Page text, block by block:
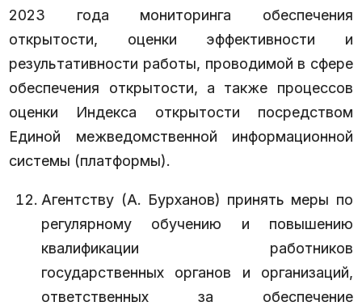
2023 года мониторинга обеспечения
открытости, оценки эффективности и
результативности работы, проводимой в сфере
обеспечения открытости, а также процессов
оценки Индекса открытости посредством
Единой межведомственной информационной
системы (платформы).
Агентству (А. Бурханов) принять меры по
регулярному обучению и повышению
квалификации работников
государственных органов и организаций,
ответственных за обеспечение